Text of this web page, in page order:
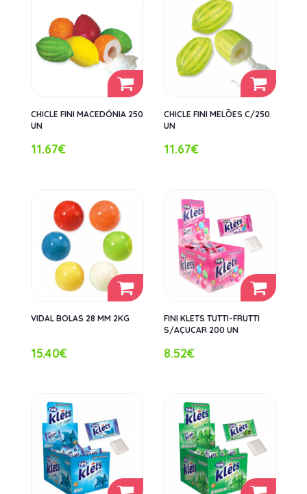
CHICLE FINI MACEDÓNIA 250
UN
11.67€
CHICLE FINI MELÕES C/250
UN
11.67€
VIDAL BOLAS 28 MM 2KG
15.40€
FINI KLETS TUTTI-FRUTTI
S/AÇUCAR 200 UN
8.52€